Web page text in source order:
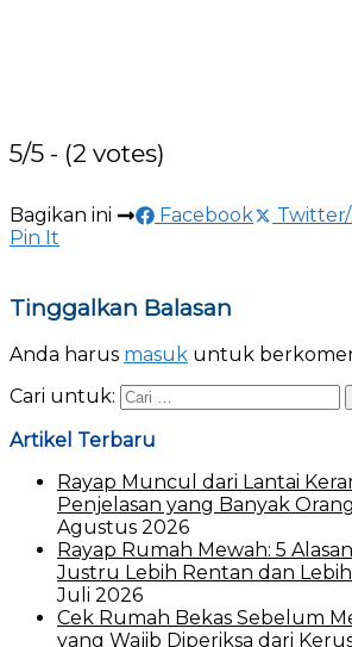
5/5 - (2 votes)
Bagikan ini Facebook
Pin It
Tinggalkan Balasan
Anda harus masuk untuk
Cari untuk:
Artikel Terbaru
Rayap Muncul dari Lantai
Penjelasan yang Banyak
Agustus 2026
Rayap Rumah Mewah: 5
Justru Lebih Rentan dan
Juli 2026
Cek Rumah Bekas Sebelum
yang Wajib Diperiksa dari